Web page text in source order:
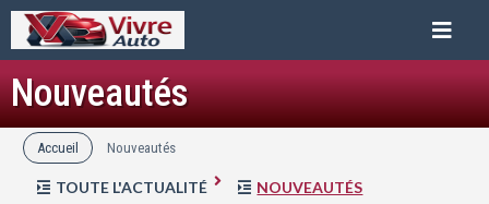
Nouveautés
Accueil Nouveautés
TOUTE L'ACTUALITÉ
NOUVEAUTÉS